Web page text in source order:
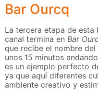
Bar Ourcq
La tercera etapa de
canal termina en Bar
que recibe el nombre del
unos 15 minutos
es un ejemplo perfecto
ya que aquí diferentes
ambiente creativo y